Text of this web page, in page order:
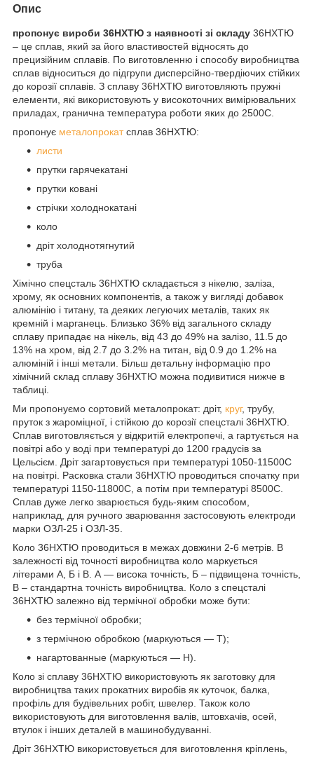
Опис
пропонує вироби 36НХТЮ з наявності зі складу 36НХТЮ
– це сплав, який за його властивостей відносять до
прецизійним сплавів. По виготовленню і способу виробництва
сплав відноситься до підгрупи дисперсійно-твердіючих стійких
до корозії сплавів. З сплаву 36НХТЮ виготовляють пружні
елементи, які використовують у високоточних вимірювальних
приладах, гранична температура роботи яких до 2500С.
пропонує металопрокатсплав 36НХТЮ:
листи
прутки гарячекатані
прутки ковані
стрічки холоднокатані
коло
дріт холоднотягнутий
труба
Хімічно спецсталь 36НХТЮ складається з нікелю, заліза,
хрому, як основних компонентів, а також у вигляді добавок
алюмінію і титану, та деяких легуючих металів, таких як
кремній і марганець. Близько 36% від загального складу
сплаву припадає на нікель, від 43 до 49% на залізо, 11.5 до
13% на хром, від 2.7 до 3.2% на титан, від 0.9 до 1.2% на
алюміній і інші метали. Більш детальну інформацію про
хімічний склад сплаву 36НХТЮ можна подивитися нижче в
таблиці.
Ми пропонуємо сортовий металопрокат: дріт, круг, трубу,
пруток з жароміцної, і стійкою до корозії спецсталі 36НХТЮ.
Сплав виготовляється у відкритій електропечі, а гартується на
повітрі або у воді при температурі до 1200 градусів за
Цельсієм. Дріт загартовується при температурі 1050-11500С
на повітрі. Расковка стали 36НХТЮ проводиться спочатку при
температурі 1150-11800С, а потім при температурі 8500С.
Сплав дуже легко зварюється будь-яким способом,
наприклад, для ручного зварювання застосовують електроди
марки ОЗЛ-25 і ОЗЛ-35.
Коло 36НХТЮ проводиться в межах довжини 2-6 метрів. В
залежності від точності виробництва коло маркується
літерами А, Б і В. А — висока точність, Б – підвищена точність,
В – стандартна точність виробництва. Коло з спецсталі
36НХТЮ залежно від термічної обробки може бути:
без термічної обробки;
з термічною обробкою (маркуються — Т);
нагартованные (маркуються — Н).
Коло зі сплаву 36НХТЮ використовують як заготовку для
виробництва таких прокатних виробів як куточок, балка,
профіль для будівельних робіт, швелер. Також коло
використовують для виготовлення валів, штовхачів, осей,
втулок і інших деталей в машинобудуванні.
Дріт 36НХТЮ використовується для виготовлення кріплень,